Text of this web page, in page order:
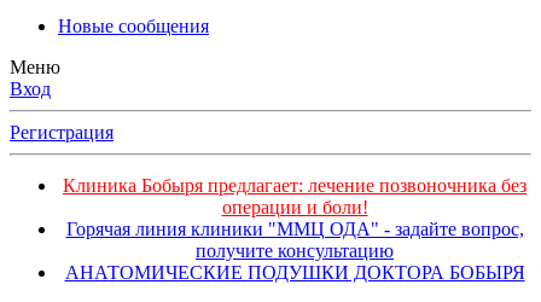
Новые сообщения
Меню
Вход
Регистрация
Клиника Бобыря предлагает: лечение позвоночника без
операции и боли!
Горячая линия клиники "ММЦ ОДА" - задайте вопрос,
получите консультацию
АНАТОМИЧЕСКИЕ ПОДУШКИ ДОКТОРА БОБЫРЯ